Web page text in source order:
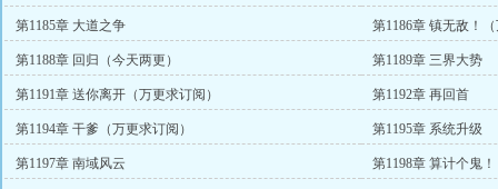
第1185章 大道之争 第1186章 镇无敌！
第1188章 回归（今天两更） 第1189章 三界大势
第1191章 送你离开（万更求订阅） 第1192章 再回首
第1194章 干爹（万更求订阅） 第1195章 系统升级
第1197章 南域风云 第1198章 算计个鬼！